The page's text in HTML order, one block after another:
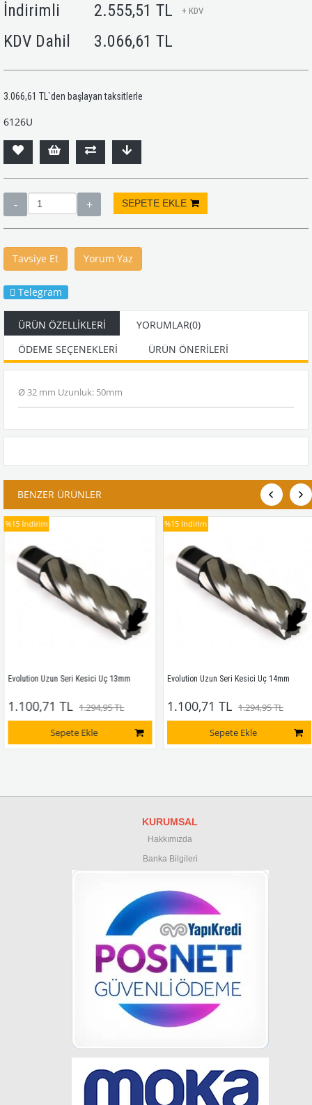
İndirimli
2.555,51 TL + KDV
KDV Dahil 3.066,61 TL
3.066,61 TL `den başlayan taksitlerle
6126U
Tavsiye Et Yorum Yaz
Telegram
ÜRÜN ÖZELLIKLERI YORUMLAR(0)
ÖDEME SEÇENEKLERI
ÜRÜN ÖNERILERI
Ø 32 mm Uzunluk: 50mm
BENZER ÜRÜNLER
Uzun Seri Kesici Uç 13mm
TL 1.294,95 TL
Sepete Ekle
İndirim
Evolution Uzun Seri Kesici Uç 14mm
1.100,71 TL 1.294,95 TL
Sepete Ekle
%15 İndirim
KURUMSAL
Hakkımızda
Banka Bilgileri